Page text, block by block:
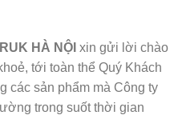
HÀ NỘI xin gửi lời chào
tới toàn thể Quý Khách
các sản phẩm mà Công ty
trong suốt thời gian